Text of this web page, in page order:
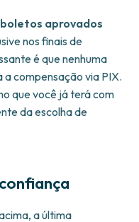
aprovados
nos finais de
é que nenhuma
compensação via PIX.
que você já terá com
da escolha de
a última